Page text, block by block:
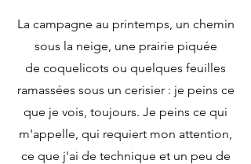
La campagne au printemps, un chemin
sous la neige, une prairie piquée
de coquelicots ou quelques feuilles
ramassées sous un cerisier : je peins ce
que je vois, toujours. Je peins ce qui
m'appelle, qui requiert mon attention,
ce que j'ai de technique et un peu de